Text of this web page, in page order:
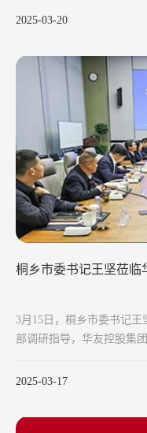
2025-03-20
桐乡市委书记王坚莅临
3月15日，桐乡市委书记
部调研指导，华友控股集
2025-03-17